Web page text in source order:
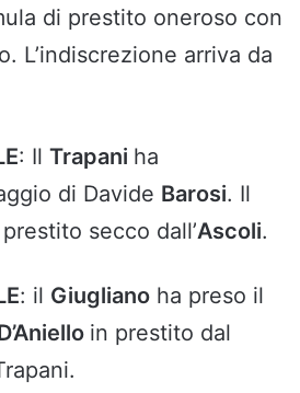
di prestito oneroso con
L’indiscrezione arriva da
: Il Trapani ha
di Davide Barosi. Il
secco dall’Ascoli.
: il Giugliano ha preso il
in prestito dal